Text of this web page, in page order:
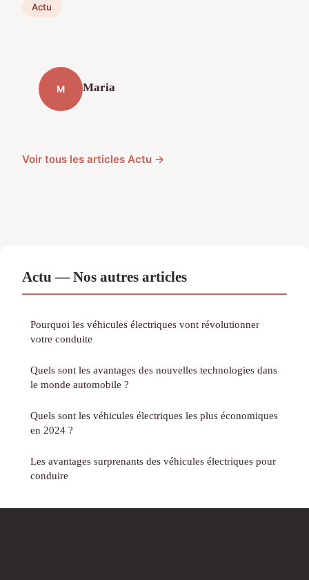
Actu
M Maria
Voir tous les articles Actu →
Actu — Nos autres articles
Pourquoi les véhicules électriques vont révolutionner
votre conduite
Quels sont les avantages des nouvelles technologies dans
le monde automobile ?
Quels sont les véhicules électriques les plus économiques
en 2024 ?
Les avantages surprenants des véhicules électriques pour
conduire